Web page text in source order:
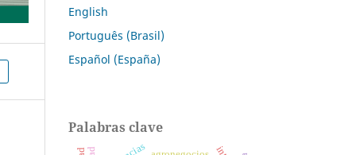
English
Português (Brasil)
Español (España)
Palabras clave